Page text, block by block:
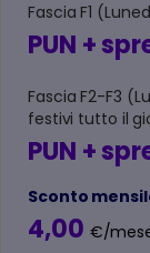
Fascia F1
PUN +
Fascia F2-F3
festivi tutto il
PUN +
Sconto
4,00 €/